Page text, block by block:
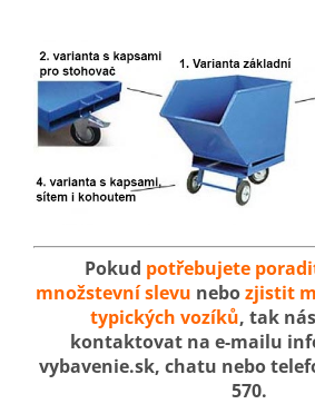
Pokud potřebujete
množstevní slevu nebozjistit
typických vozíků, tak
kontaktovat na e-mailu
vybavenie.sk, chatu nebo
570.